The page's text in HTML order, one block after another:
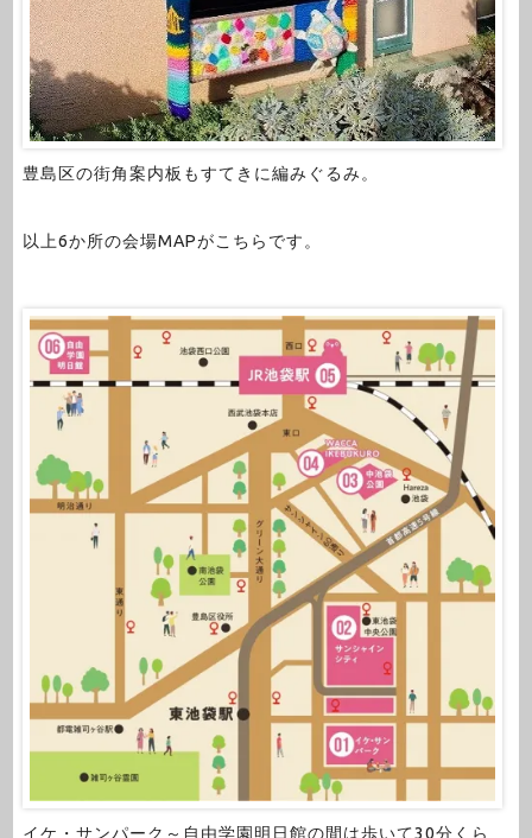
豊島区の街角案内板もすてきに編みぐるみ。
以上6か所の会場MAPがこちらです。
イケ・サンパーク～自由学園明日館の間は歩いて30分くら